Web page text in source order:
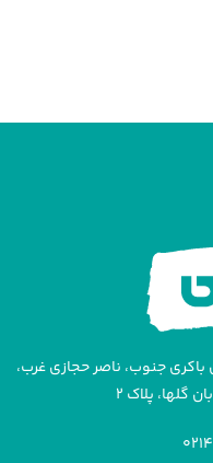
باکری جنوب، ناصر حجازی غرب،
گلها، پلاک ۲